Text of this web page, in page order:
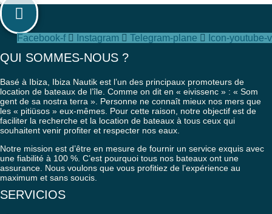
Facebook-f Instagram Telegram-plane Icon-youtube-v
QUI SOMMES-NOUS ?
Basé à Ibiza, Ibiza Nautik est l’un des principaux promoteurs de
location de bateaux de l’île. Comme on dit en « eivissenc » : « Som
gent de sa nostra terra ». Personne ne connaît mieux nos mers que
les « pitiüsos » eux-mêmes. Pour cette raison, notre objectif est de
faciliter la recherche et la location de bateaux à tous ceux qui
souhaitent venir profiter et respecter nos eaux.
Notre mission est d’être en mesure de fournir un service exquis avec
une fiabilité à 100 %. C’est pourquoi tous nos bateaux ont une
assurance. Nous voulons que vous profitiez de l’expérience au
maximum et sans soucis.
SERVICIOS